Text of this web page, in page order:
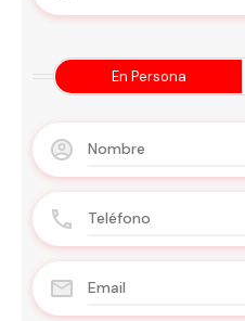
En Persona